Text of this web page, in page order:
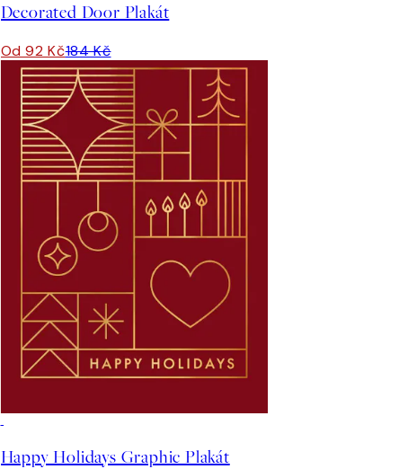
Decorated Door Plakát
Od 92 Kč184 Kč
Happy Holidays Graphic Plakát